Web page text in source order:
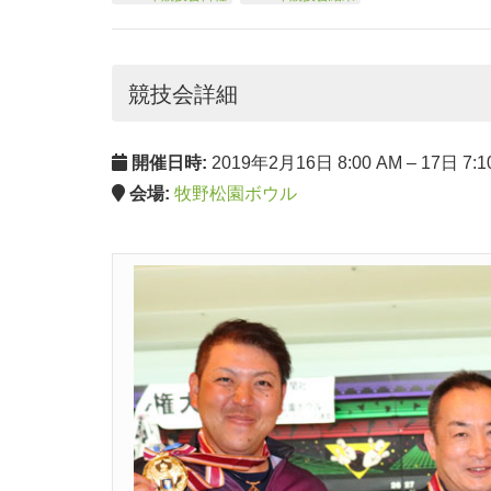
競技会詳細
開催日時: 2019年2月16日 8:00 AM – 17日
会場: 牧野松園ボウル